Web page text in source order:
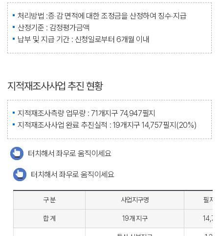
처리방법 :증‧감 면적에 대한 조정금을 산정하여 징수‧지급
산정기준 : 감정평가금액
납부 및 지급 기간 : 신청일로부터 6개월 이내
지적재조사사업 추진 현황
지적재조사측량 업무량 : 71개지구 74,947필지
지적재조사사업 완료 추진실적 : 19개지구 14,757필지(20%)
터치해서 좌우로 움직이세요
터치해서 좌우로 움직이세요
구 분 사업지구명 필지
합 계 19개 지구